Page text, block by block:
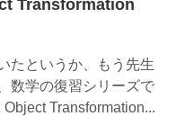
Transformation
たというか、もう先生
数学の復習シリーズで
Transformation...